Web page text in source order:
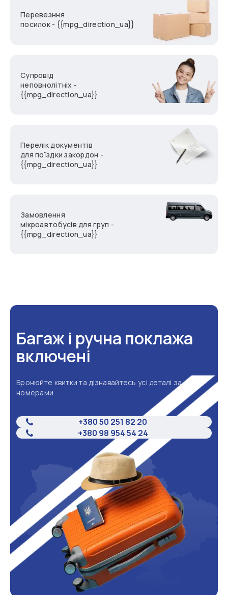
Перевезння
посилок - {{mpg_direction_ua}}
Супровід
неповнолітніх -
{{mpg_direction_ua}}
Перелік документів
для поїздки закордон -
{{mpg_direction_ua}}
Замовлення
мікроавтобусів для груп -
{{mpg_direction_ua}}
Багаж і ручна поклажа
включені
Бронюйте квитки та дізнавайтесь усі деталі за
номерами
+380 50 251 82 20
+380 98 954 54 24